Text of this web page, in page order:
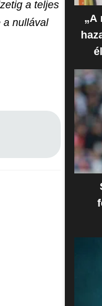
a teljes
a nullával
„A